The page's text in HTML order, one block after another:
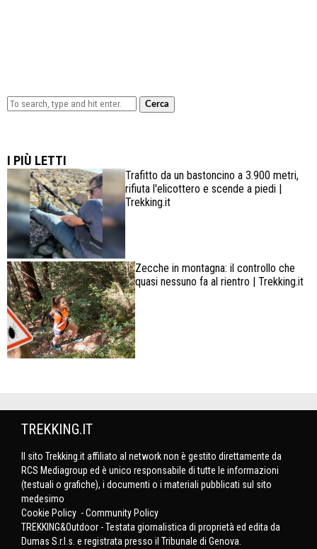
Cerca
I PIÙ LETTI
Trafitto da un bastoncino a 3.900 metri,
rifiuta l'elicottero e scende a piedi |
Trekking.it
Zecche in montagna: il controllo che
quasi nessuno fa al rientro | Trekking.it
TREKKING.IT
Il sito Trekking.it affiliato al network non è gestito direttamente da
RCS Mediagroup ed è unico responsabile di tutte le informazioni
(testuali o grafiche), i documenti o i materiali pubblicati sul sito
medesimo
Cookie Policy -Community Policy
TREKKING&Outdoor - Testata giornalistica di proprietà ed edita da
Dumas S.r.l.s. e registrata presso il Tribunale di Genova.